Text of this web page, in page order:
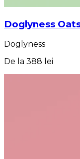
Doglyness
Doglyness
De la 388 lei